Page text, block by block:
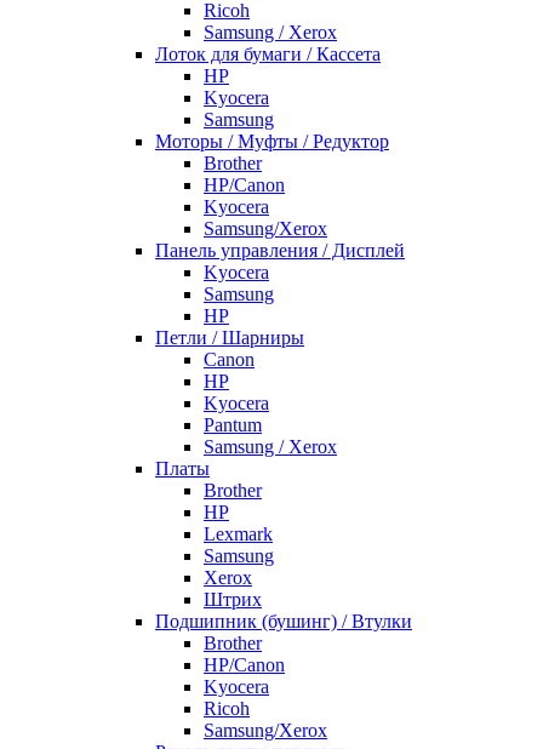
Ricoh
Samsung / Xerox
Лоток для бумаги / Кассета
HP
Kyocera
Samsung
Моторы / Муфты / Редуктор
Brother
HP/Canon
Kyocera
Samsung/Xerox
Панель управления / Дисплей
Kyocera
Samsung
НР
Петли / Шарниры
Canon
HP
Kyocera
Pantum
Samsung / Xerox
Платы
Brother
HP
Lexmark
Samsung
Xerox
Штрих
Подшипник (бушинг) / Втулки
Brother
HP/Canon
Kyocera
Ricoh
Samsung/Xerox